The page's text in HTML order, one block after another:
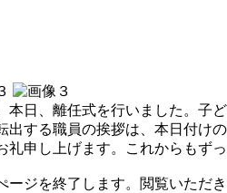
日、離任式を行いました。子
する職員の挨拶は、本日付
申し上げます。これからもず
ジを終了します。閲覧いただ